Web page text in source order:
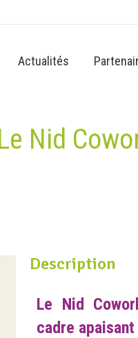
Actualités
Nid
Description
Le Nid
cadre apaisant